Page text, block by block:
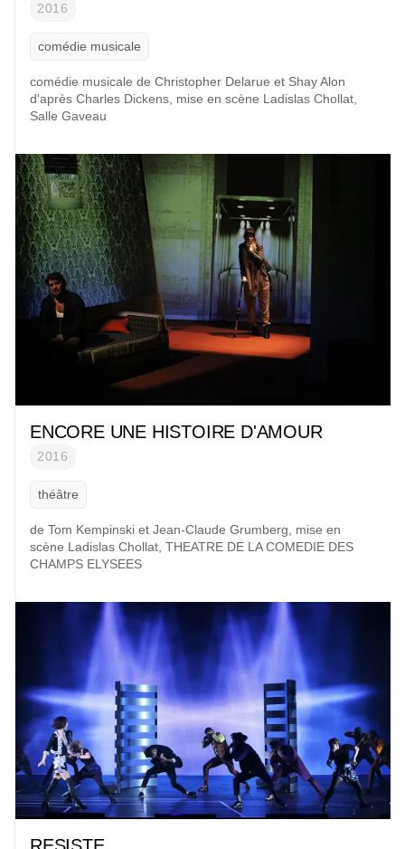
2016
comédie musicale
comédie musicale de Christopher Delarue et Shay Alon
d'après Charles Dickens, mise en scène Ladislas Chollat,
Salle Gaveau
ENCORE UNE HISTOIRE D'AMOUR
2016
théâtre
de Tom Kempinski et Jean-Claude Grumberg,
mise en
scène Ladislas Chollat, THEATRE DE LA COMEDIE DES
CHAMPS ELYSEES